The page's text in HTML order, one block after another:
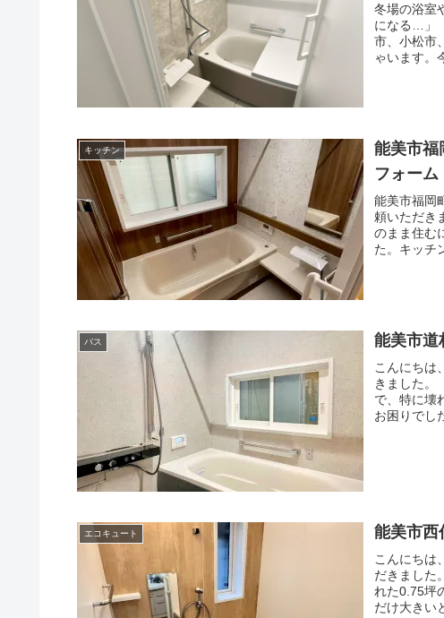
冬場の浴室
になる…」
市、小松市
ゃいます。
キッチン
能美市福
フォーム
能美市福岡
頼いただき
のまま住む
た。キッチ
バス 能美市道
こんにちは
きました。
で、特に壊
お困りでし
エコキュート 能美市西
こんにちは
だきました
れた0.75坪
だけ大きい